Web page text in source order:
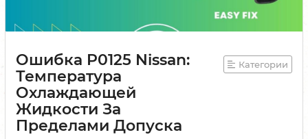
Ошибка P0125 Nissan:
Температура
Охлаждающей
Жидкости За
Пределами Допуска
Категории